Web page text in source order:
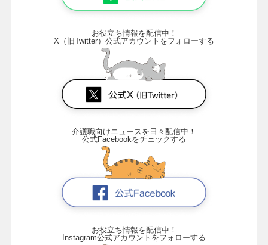
お役立ち情報を配信中！
X（旧Twitter）公式アカウントをフォローする
介護職向けニュースを日々配信中！
公式Facebookをチェックする
お役立ち情報を配信中！
Instagram公式アカウントをフォローする